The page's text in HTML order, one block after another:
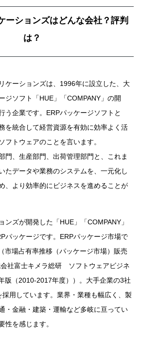
ーションズはどんな会社？評判
は？
ケーションズは、1996年に設立した、大
ジソフト「HUE」「COMPANY」の開
う企業です。ERPパッケージソフトと
を統合して経営資源を有効に効率よく活
フトウェアのことを言います。
門、生産部門、出荷管理部門と、これま
たデータや業務のシステムを、一元化し
、より効率的にビジネスを進めることが
ンズが開発した「HUE」「COMPANY」
パッケージです。ERPパッケージ市場で
市場占有率推移（パッケージ市場）販売
社富士キメラ総研 ソフトウェアビジネ
（2010-2017年度））。大手企業の3社
用しています。業界・業種も幅広く、製
・金融・建築・運輸など多岐に亘ってい
性を感じます。